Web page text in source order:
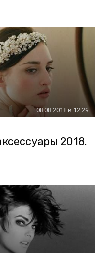
08.08.2018 в 12:29
2018.